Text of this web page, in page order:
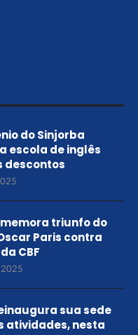
do Sinjorba
escola de inglês
descontos
triunfo do
Paris contra
CBF
2025
sua sede
atividades, nesta